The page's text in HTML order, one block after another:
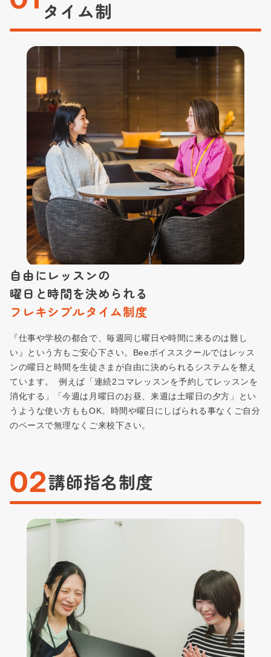
タイム制
自由にレッスンの
曜日と時間を決められる
フレキシブルタイム制度
『仕事や学校の都合で、毎週同じ曜日や時間に来るのは難し
い』という方もご安心下さい。Beeボイススクールではレッス
ンの曜日と時間を生徒さまが自由に決められるシステムを整え
ています。 例えば「連続2コマレッスンを予約してレッスンを
消化する」「今週は月曜日のお昼、来週は土曜日の夕方」とい
うような使い方ももOK。時間や曜日にしばられる事なくご自分
のペースで無理なくご来校下さい。
02講師指名制度